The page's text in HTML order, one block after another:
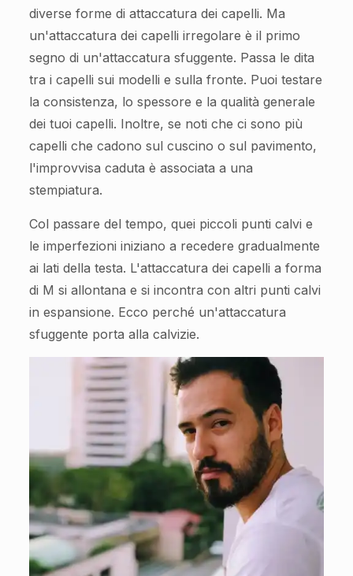
diverse forme di attaccatura dei capelli. Ma
un'attaccatura dei capelli irregolare è il primo
segno di un'attaccatura sfuggente. Passa le dita
tra i capelli sui modelli e sulla fronte. Puoi testare
la consistenza, lo spessore e la qualità generale
dei tuoi capelli. Inoltre, se noti che ci sono più
capelli che cadono sul cuscino o sul pavimento,
l'improvvisa caduta è associata a una
stempiatura.
Col passare del tempo, quei piccoli punti calvi e
le imperfezioni iniziano a recedere gradualmente
ai lati della testa. L'attaccatura dei capelli a forma
di M si allontana e si incontra con altri punti calvi
in espansione. Ecco perché un'attaccatura
sfuggente porta alla calvizie.